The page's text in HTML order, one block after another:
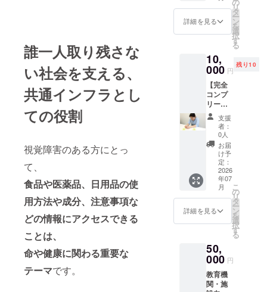
誰一人取り残さな
い社会を支える、
共通インフラとし
ての役割
視覚障害のある方にとっ
て、
食品や医薬品、日用品の使
用方法や成分、注意事項な
どの情報にアクセスできる
ことは、
命や健康に関わる重要な
テーマです。
ました。
それが今、
時代ととも
にその意識
が変わりつ
つありま
す。
SDGsという
世界的目標
の達成や、
ダイバーシ
ティの動き
が活発にな
り、
正法で全て
の事業者に
対して、障
害者の「合
ト、数
字、音
符など
も表現
る、世
界共通
の言語
でもあ
りま
す。 ぜ
ひこの
機会
に、“解
読する
楽し
さ”と、
点字の
世界観
を体感
してみ
てくだ
※ランダ
め、複
数ご支
援いた
だいた
場合、
クト終
お送り
する
認くだ
さい。
ご記入
い。
掲載の
は「無
し」と
ご記入
下さ
い。
※ロゴや
バナー
などの
画像の
受け渡
しにつ
いて
は、プ
ロジェ
クト終
お送り
する
認くだ
さい。
さしさ
や多様
伝える
ことが
す。 ※
シール
の色を
お選び
いただ
けま
す。 ※
お名前
はひら
がなま
たはア
ルファ
でご指
定くだ
イメー
ジにな
りま
す。
が、 視
覚障が
方に
とって
は操作
のハー
ドルが
高く、
一般的
なレッ
スンで
はつい
ていく
のが難
しい場
合も少
なくあ
りませ
ん。 本
とりに
寄り
サポー
トを通
障がい
のある
方への
指導経
つスマ
ホ講師
が、 あ
なたの
お悩み
に合わ
せてマ
ンツー
マンで
サポー
トいた
しま
す。
「操作
が不
安」
「うま
など、
一人ひ
とりに
寄り添
いなが
詳細を見る
リ
タ
ー
ン
を
選
択
す
る
10,
000 円
残り10
【完全
コンプ
リー
ト！点
字メッ
セージ
10枚
セッ
ト】
（点字
で前向
きにな
れる
メッ
セージ
カード
種＋解
読用点
字表画
像付
き） 晴
支援
者：
0人
お届
け予
定：
2026
年07
月
詳細を見る
こ
の
リ
タ
ー
ン
を
選
択
す
る
50,
000 円
教育機
関・施